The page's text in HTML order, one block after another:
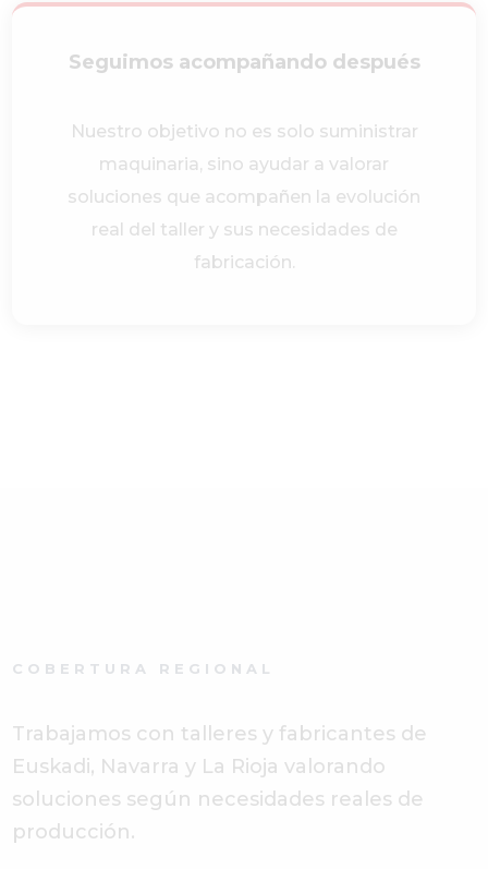
Seguimos acompañando después
Nuestro objetivo no es solo suministrar
maquinaria, sino ayudar a valorar
soluciones que acompañen la evolución
real del taller y sus necesidades de
fabricación.
COBERTURA REGIONAL
Trabajamos con talleres y fabricantes de
Euskadi, Navarra y La Rioja valorando
soluciones según necesidades reales de
producción.